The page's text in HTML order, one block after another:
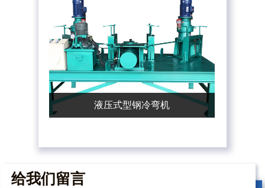
液压式型钢冷弯机
给我们留言